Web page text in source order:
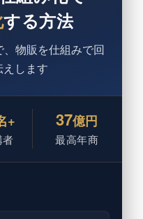
する方法
物販を仕組みで回
します
+
者
37億円
最高年商